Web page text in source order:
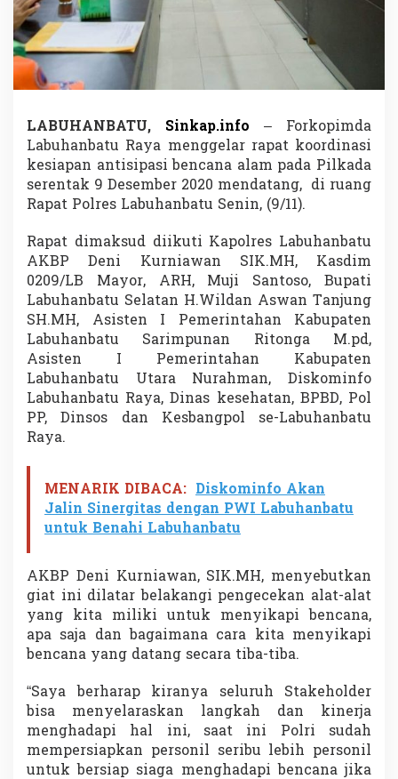
a
r
R
p
t
K
o
o
r
d
i
a
s
i
A
n
t
i
s
i
p
a
i
n
c
a
n
A
l
a
m
a
d
P
i
l
k
a
d
LABUHANBATU, Sinkap.info – Forkopimda
Labuhanbatu Raya menggelar rapat koordinasi
kesiapan antisipasi bencana alam pada Pilkada
serentak 9 Desember 2020 mendatang, di ruang
Rapat Polres Labuhanbatu Senin, (9/11).
Rapat dimaksud diikuti Kapolres Labuhanbatu
AKBP Deni Kurniawan SIK.MH, Kasdim
0209/LB Mayor, ARH, Muji Santoso, Bupati
Labuhanbatu Selatan H.Wildan Aswan Tanjung
SH.MH, Asisten I Pemerintahan Kabupaten
Labuhanbatu Sarimpunan Ritonga M.pd,
Asisten I Pemerintahan Kabupaten
Labuhanbatu Utara Nurahman, Diskominfo
Labuhanbatu Raya, Dinas kesehatan, BPBD, Pol
PP, Dinsos dan Kesbangpol se-Labuhanbatu
Raya.
MENARIK DIBACA: Diskominfo Akan
Jalin Sinergitas dengan PWI Labuhanbatu
untuk Benahi Labuhanbatu
AKBP Deni Kurniawan, SIK.MH, menyebutkan
giat ini dilatar belakangi pengecekan alat-alat
yang kita miliki untuk menyikapi bencana,
apa saja dan bagaimana cara kita menyikapi
bencana yang datang secara tiba-tiba.
“Saya berharap kiranya seluruh Stakeholder
bisa menyelaraskan langkah dan kinerja
menghadapi hal ini, saat ini Polri sudah
mempersiapkan personil seribu lebih personil
untuk bersiap siaga menghadapi bencana jika